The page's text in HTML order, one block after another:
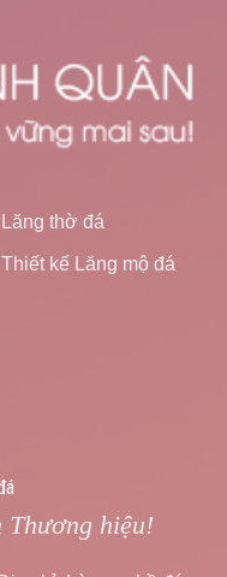
Lăng thờ đá
Thiết kế Lăng mộ đá
Thương hiệu!